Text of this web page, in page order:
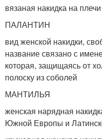
вязаная накидка на плечи
ПАЛАНТИН
вид женской накидки,
название связано с
которая, защищаясь от
полоску из соболей
МАНТИЛЬЯ
женская нарядная
Южной Европы и